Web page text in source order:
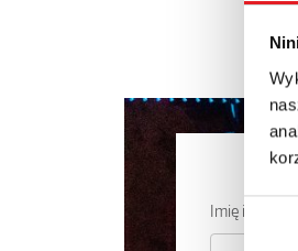
Wybór
zgody
Imię i